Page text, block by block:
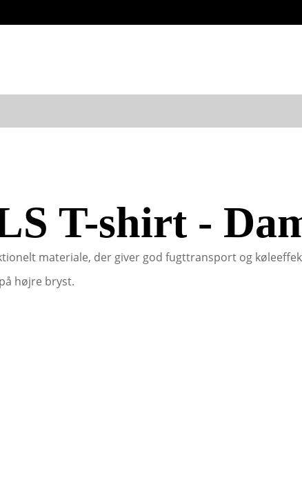
T-shirt -
materiale, der giver god fugttransport og
højre bryst.